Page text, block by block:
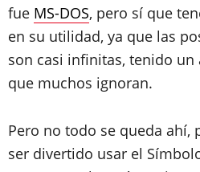
fue MS-DOS, pero sí que
en su utilidad, ya que las
son casi infinitas, tenido un
que muchos ignoran.
Pero no todo se queda ahí,
ser divertido usar el